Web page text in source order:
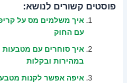
פוסטים קשורים לנושא:
איך משלמים מס על
עם החוק
איך סוחרים עם מטבעות
במהירות ובקלות
איפה אפשר לקנות